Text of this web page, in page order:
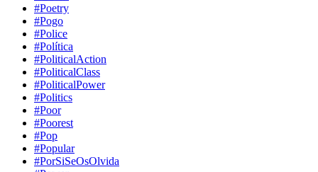
#Poetry
#Pogo
#Police
#Política
#PoliticalAction
#PoliticalClass
#PoliticalPower
#Politics
#Poor
#Poorest
#Pop
#Popular
#PorSiSeOsOlvida